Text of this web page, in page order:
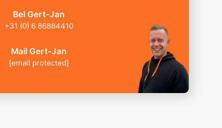
Bel Gert-Jan
+31 (0) 6 86884410
Mail Gert-Jan
[email protected]